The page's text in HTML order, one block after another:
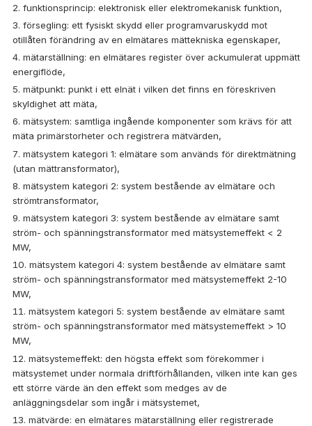
funktionsprincip: elektronisk eller elektromekanisk funktion,
försegling: ett fysiskt skydd eller programvaruskydd mot
otillåten förändring av en elmätares mättekniska egenskaper,
mätarställning: en elmätares register över ackumulerat uppmätt
energiflöde,
mätpunkt: punkt i ett elnät i vilken det finns en föreskriven
skyldighet att mäta,
mätsystem: samtliga ingående komponenter som krävs för att
mäta primärstorheter och registrera mätvärden,
mätsystem kategori 1: elmätare som används för direktmätning
(utan mättransformator),
mätsystem kategori 2: system bestående av elmätare och
strömtransformator,
mätsystem kategori 3: system bestående av elmätare samt
ström- och spänningstransformator med mätsystemeffekt < 2
MW,
mätsystem kategori 4: system bestående av elmätare samt
ström- och spänningstransformator med mätsystemeffekt 2-10
MW,
mätsystem kategori 5: system bestående av elmätare samt
ström- och spänningstransformator med mätsystemeffekt > 10
MW,
mätsystemeffekt: den högsta effekt som förekommer i
mätsystemet under normala driftförhållanden, vilken inte kan ges
ett större värde än den effekt som medges av de
anläggningsdelar som ingår i mätsystemet,
mätvärde: en elmätares mätarställning eller registrerade